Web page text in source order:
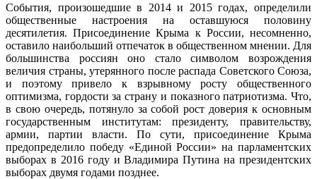
События, произошедшие в 2014 и 2015 годах, определили
общественные настроения на оставшуюся половину
десятилетия. Присоединение Крыма к России, несомненно,
оставило наибольший отпечаток в общественном мнении. Для
большинства россиян оно стало символом возрождения
величия страны, утерянного после распада Советского Союза,
и поэтому привело к взрывному росту общественного
оптимизма, гордости за страну и показного патриотизма. Что,
в свою очередь, потянуло за собой рост доверия к основным
государственным институтам: президенту, правительству,
армии, партии власти. По сути, присоединение Крыма
предопределило победу «Единой России» на парламентских
выборах в 2016 году и Владимира Путина на президентских
выборах двумя годами позднее.